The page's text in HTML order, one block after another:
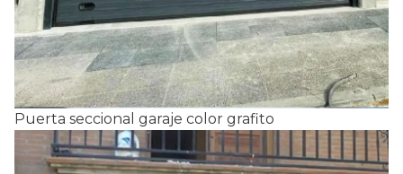
Puerta seccional garaje color grafito